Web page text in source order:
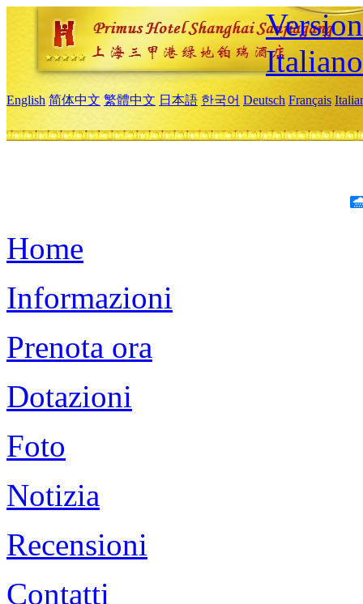
Italiano
English 简体中文 繁體中文 日本語 한국어 Deutsch Français
Home
Informazioni
Prenota ora
Dotazioni
Foto
Notizia
Recensioni
Contatti